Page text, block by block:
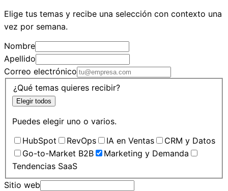
Elige tus temas y recibe una selección con contexto una
vez por semana.
Nombre
Apellido
Correo electrónico
¿Qué temas quieres recibir?
Elegir todos
Puedes elegir uno o varios.
HubSpot
RevOps IA en Ventas
CRM y Datos
Go-to-Market B2B
Marketing y Demanda
Tendencias SaaS
Sitio web